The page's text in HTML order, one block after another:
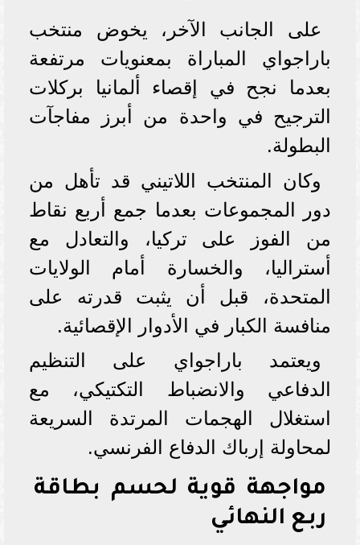
على الجانب الآخر، يخوض منتخب
باراجواي المباراة بمعنويات مرتفعة
بعدما نجح في إقصاء ألمانيا بركلات
الترجيح في واحدة من أبرز مفاجآت
البطولة.
وكان المنتخب اللاتيني قد تأهل من
دور المجموعات بعدما جمع أربع نقاط
من الفوز على تركيا، والتعادل مع
أستراليا، والخسارة أمام الولايات
المتحدة، قبل أن يثبت قدرته على
منافسة الكبار في الأدوار الإقصائية.
ويعتمد باراجواي على التنظيم
الدفاعي والانضباط التكتيكي، مع
استغلال الهجمات المرتدة السريعة
لمحاولة إرباك الدفاع الفرنسي.
مواجهة قوية لحسم بطاقة
ربع النهائي